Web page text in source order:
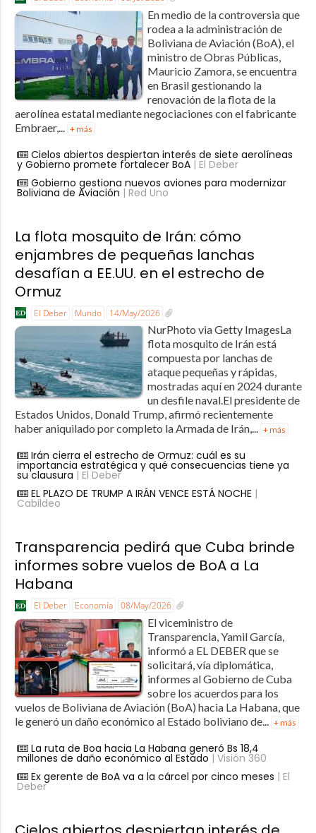
En medio de la controversia que
rodea a la administración de
Boliviana de Aviación (BoA), el
ministro de Obras Públicas,
Mauricio Zamora, se encuentra
en Brasil gestionando la
renovación de la flota de la
aerolínea estatal mediante negociaciones con el fabricante
Embraer,...
+ más
Cielos abiertos despiertan interés de siete aerolíneas
y Gobierno promete fortalecer BoA| El Deber
Gobierno gestiona nuevos aviones para modernizar
Boliviana de Aviación | Red Uno
La flota mosquito de Irán: cómo
enjambres de pequeñas lanchas
desafían a EE.UU. en el estrecho de
Ormuz
El Deber Mundo 14/May/2026
NurPhoto via Getty ImagesLa
flota mosquito de Irán está
compuesta por lanchas de
ataque pequeñas y rápidas,
mostradas aquí en 2024 durante
un desfile naval.El presidente de
Estados Unidos, Donald Trump, afirmó recientemente
haber aniquilado por completo la Armada de Irán,... + más
Irán cierra el estrecho de Ormuz: cuál es su
importancia estratégica y qué consecuencias tiene ya
su clausura | El Deber
EL PLAZO DE TRUMP A IRÁN VENCE ESTÁ NOCHE |
Cabildeo
Transparencia pedirá que Cuba brinde
informes sobre vuelos de BoA a La
Habana
El Deber Economía 08/May/2026
El viceministro de
Transparencia, Yamil García,
informó a EL DEBER que se
solicitará, vía diplomática,
informes al Gobierno de Cuba
sobre los acuerdos para los
vuelos de Boliviana de Aviación (BoA) hacia La Habana, que
le generó un daño económico al Estado boliviano de... + más
La ruta de Boa hacia La Habana generó Bs 18,4
millones de daño económico al Estado | Visión 360
Ex gerente de BoA va a la cárcel por cinco meses | El
Deber